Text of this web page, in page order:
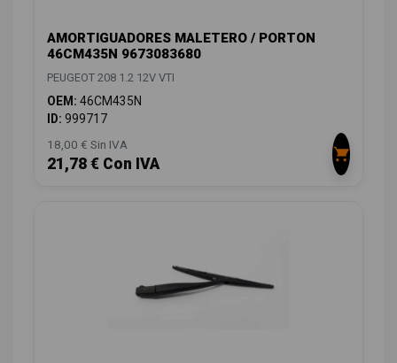
AMORTIGUADORES MALETERO / PORTON
46CM435N 9673083680
PEUGEOT 208 1.2 12V VTI
OEM: 46CM435N
ID: 999717
18,00 € Sin IVA
21,78 € Con IVA